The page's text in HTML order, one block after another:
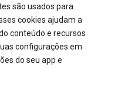
são usados para
cookies ajudam a
conteúdo e recursos
configurações em
do seu app e